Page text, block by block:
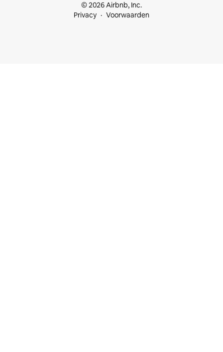
© 2026 Airbnb, Inc.
Privacy
Voorwaarden